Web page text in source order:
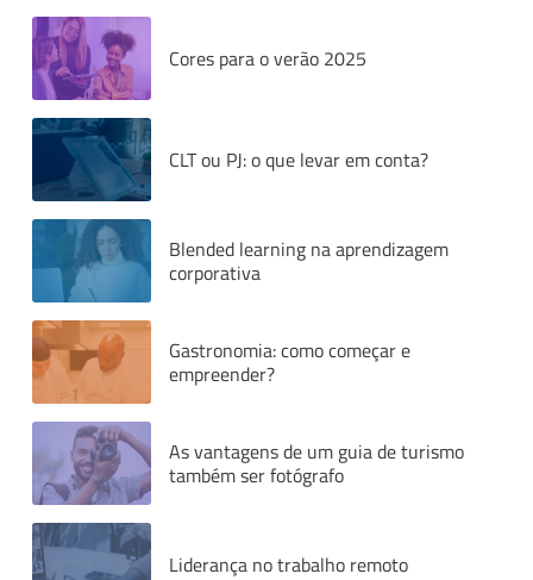
Cores para o verão 2025
CLT ou PJ: o que levar em conta?
Blended learning na aprendizagem
corporativa
Gastronomia: como começar e
empreender?
As vantagens de um guia de turismo
também ser fotógrafo
Liderança no trabalho remoto